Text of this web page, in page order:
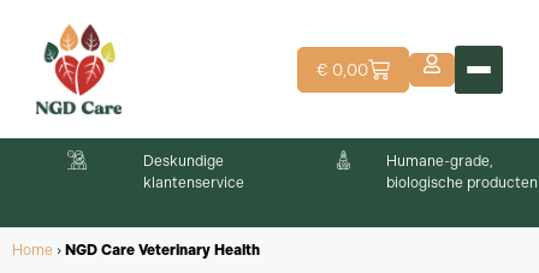
€ 0,00
Deskundige
klantenservice
Humane-grade,
biologische producten
Home › NGD Care Veterinary Health